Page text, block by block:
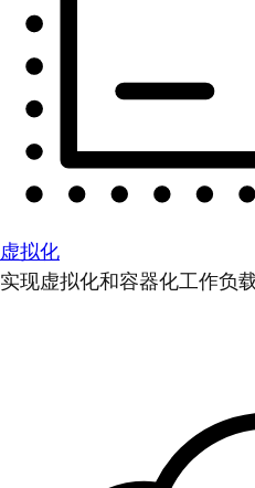
虚拟化
实现虚拟化和容器化工作负